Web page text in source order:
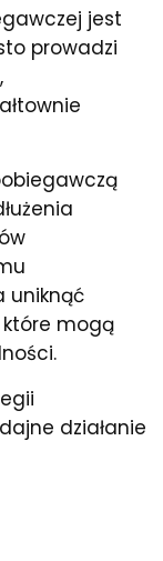
jest
prowadzi
uniknąć
mogą
działanie